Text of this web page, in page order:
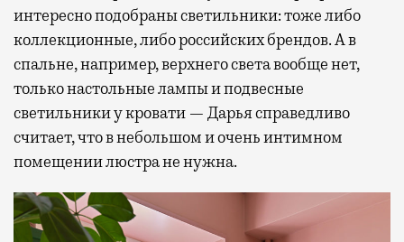
интересно подобраны светильники: тоже либо
коллекционные, либо российских брендов. А в
спальне, например, верхнего света вообще нет,
только настольные лампы и подвесные
светильники у кровати — Дарья справедливо
считает, что в небольшом и очень интимном
помещении люстра не нужна.